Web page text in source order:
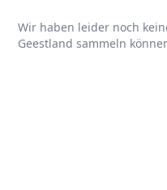
Wir haben leider noch
Geestland sammeln